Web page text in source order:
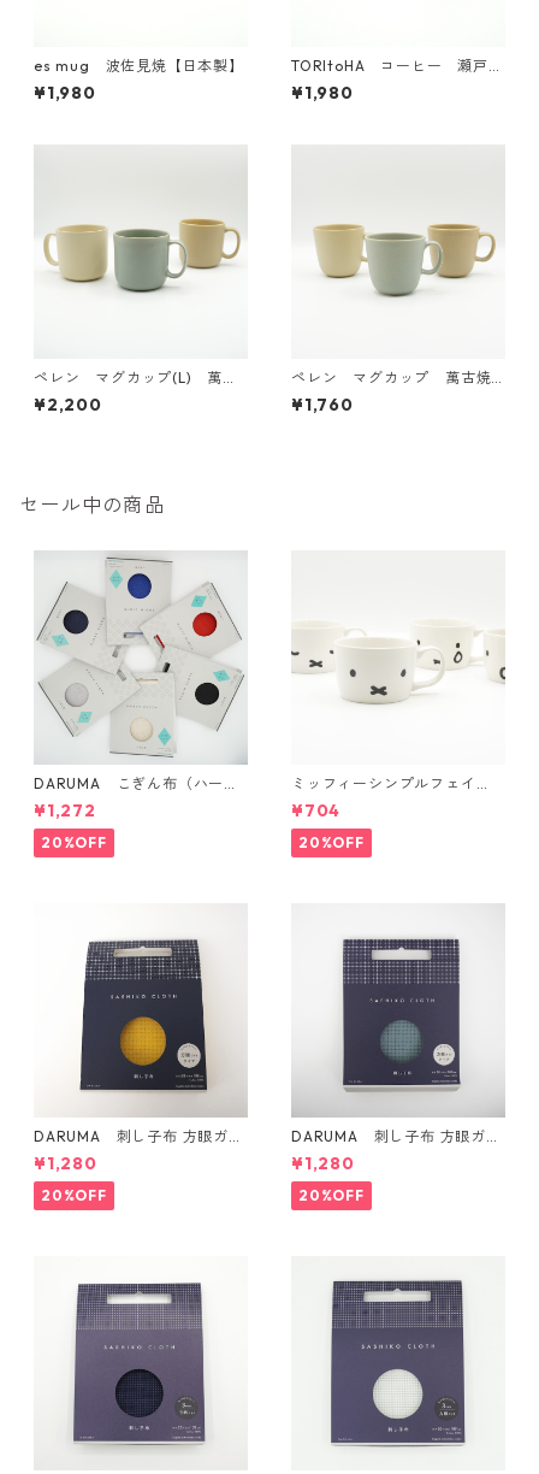
es mug 波佐見焼【日本製】
¥1,980
TORItoHA コーヒー 瀬戸焼
【日本製】
¥1,980
ペレン マグカップ(L) 萬古
焼【日本製】
¥2,200
ペレン マグカップ 萬古焼
【日本製】
¥1,760
セール中の商品
DARUMA こぎん布（ハード
タイプ）
¥1,272
20%OFF
ミッフィーシンプルフェイ
ス マグ
¥704
20%OFF
DARUMA 刺し子布 方眼ガイ
ドタイプ Col.4 カラシ
¥1,280
20%OFF
DARUMA 刺し子布 方眼ガイ
ドタイプ Col.5 にぶ青
¥1,280
20%OFF